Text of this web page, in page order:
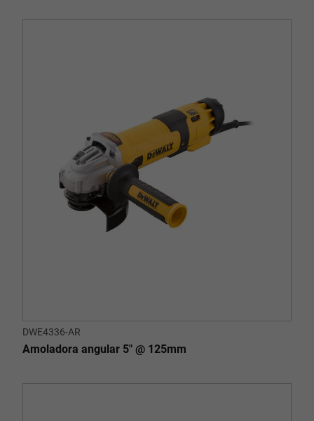
DWE4336-AR
Amoladora angular 5" @ 125mm